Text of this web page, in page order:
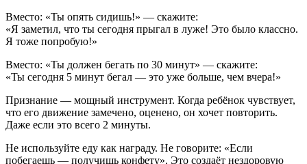
Вместо: «Ты опять сидишь!» — скажите:
«Я заметил, что ты сегодня прыгал в луже! Это было классно.
Я тоже попробую!»
Вместо: «Ты должен бегать по 30 минут» — скажите:
«Ты сегодня 5 минут бегал — это уже больше, чем вчера!»
Признание — мощный инструмент. Когда ребёнок чувствует,
что его движение замечено, оценено, он хочет повторить.
Даже если это всего 2 минуты.
Не используйте еду как награду. Не говорите: «Если
побегаешь — получишь конфету». Это создаёт нездоровую